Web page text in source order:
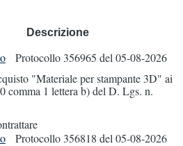
Descrizione
Protocollo 356965 del 05-08-2026
"Materiale per stampante 3D" ai
comma 1 lettera b) del D. Lgs. n.
Protocollo 356818 del 05-08-2026